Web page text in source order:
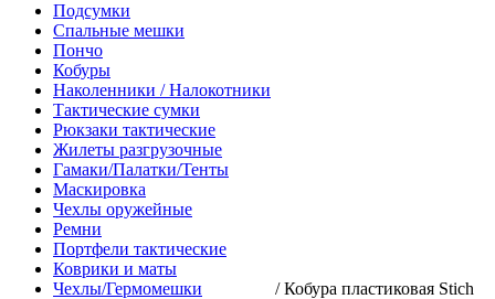
Подсумки
Спальные мешки
Пончо
Кобуры
Наколенники / Налокотники
Тактические сумки
Рюкзаки тактические
Жилеты разгрузочные
Гамаки/Палатки/Тенты
Маскировка
Чехлы оружейные
Ремни
Портфели тактические
Коврики и маты
Чехлы/Гермомешки
/Кобура пластиковая Stich